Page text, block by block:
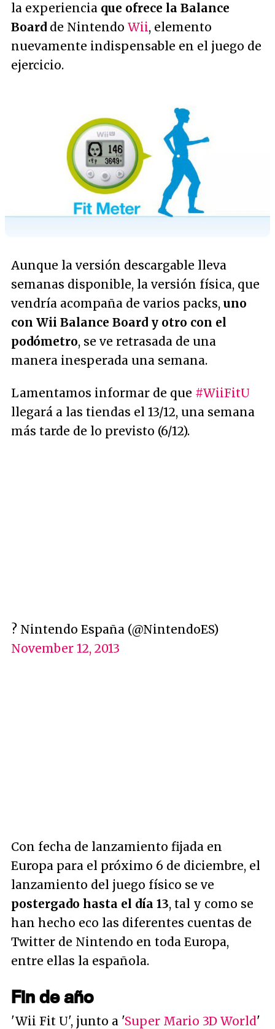
la experiencia que ofrece la Balance
Board de Nintendo Wii, elemento
nuevamente indispensable en el juego de
ejercicio.
Aunque la versión descargable lleva
semanas disponible, la versión física, que
vendría acompaña de varios packs, uno
con Wii Balance Board y otro con el
podómetro, se ve retrasada de una
manera inesperada una semana.
Lamentamos informar de que #WiiFitU
llegará a las tiendas el 13/12, una semana
más tarde de lo previsto (6/12).
? Nintendo España (@NintendoES)
November 12, 2013
Con fecha de lanzamiento fijada en
Europa para el próximo 6 de diciembre, el
lanzamiento del juego físico se ve
postergado hasta el día 13, tal y como se
han hecho eco las diferentes cuentas de
Twitter de Nintendo en toda Europa,
entre ellas la española.
Fin de año
'Wii Fit U', junto a 'Super Mario 3D World'